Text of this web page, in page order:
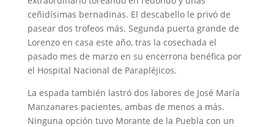
ceñidísimas bernadinas. El descabello le privó de
pasear dos trofeos más. Segunda puerta grande de
Lorenzo en casa este año, tras la cosechada el
pasado mes de marzo en su encerrona benéfica por
el Hospital Nacional de Parapléjicos.
La espada también lastró dos labores de José María
Manzanares pacientes, ambas de menos a más.
Ninguna opción tuvo Morante de la Puebla con un